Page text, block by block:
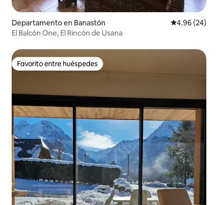
Departamento en Banastón Calificación
4.96 (24)
El Balcón One, El Rincón de Usana
Favorito entre huéspedes
Favorito entre huéspedes